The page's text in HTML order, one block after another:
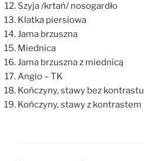
Szyja /krtań/ nosogardło
Klatka piersiowa
Jama brzuszna
Miednica
Jama brzuszna z miednicą
Angio – TK
Kończyny, stawy bez kontrastu
Kończyny, stawy z kontrastem